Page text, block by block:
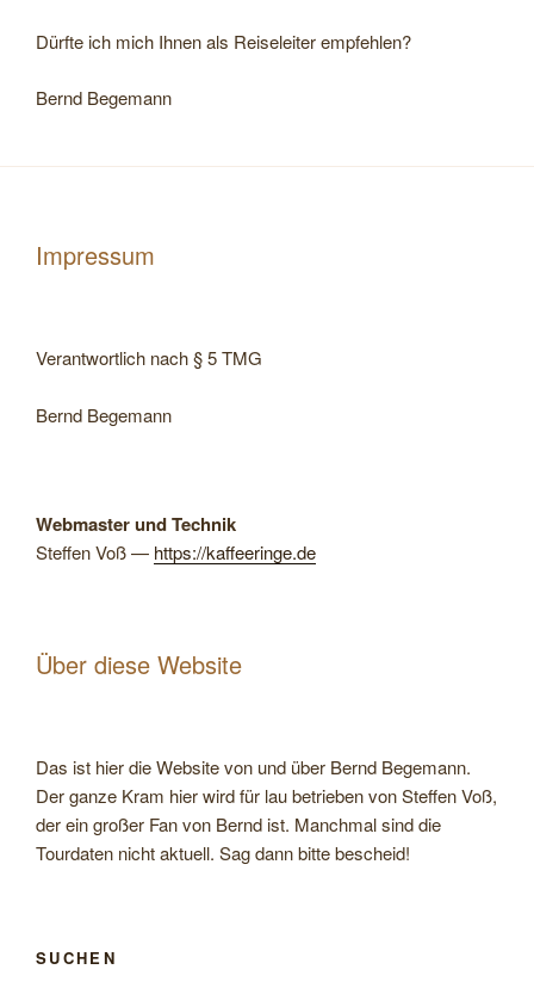
Dürfte ich mich Ihnen als Rei­se­lei­ter empfehlen?
Bernd Bege­mann
Impressum
Ver­ant­wort­lich nach § 5 TMG
Bernd Bege­mann
Web­mas­ter und Technik
Stef­fen Voß — https://kaf​fee​ringe​.de
Über diese Website
Das ist hier die Website von und über Bernd Begemann.
Der ganze Kram hier wird für lau betrieben von Steffen Voß,
der ein großer Fan von Bernd ist. Manchmal sind die
Tourdaten nicht aktuell. Sag dann bitte bescheid!
SUCHEN